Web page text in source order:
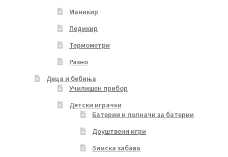
Маникир
Педикир
Термометри
Разно
Деца и бебиња
Училишен прибор
Детски играчки
Батерии и полначи за батерии
Друштвени игри
Зимска забава